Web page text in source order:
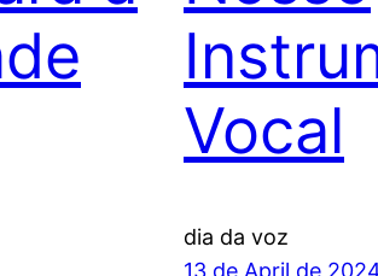
Vocal
dia da voz
13 de April de